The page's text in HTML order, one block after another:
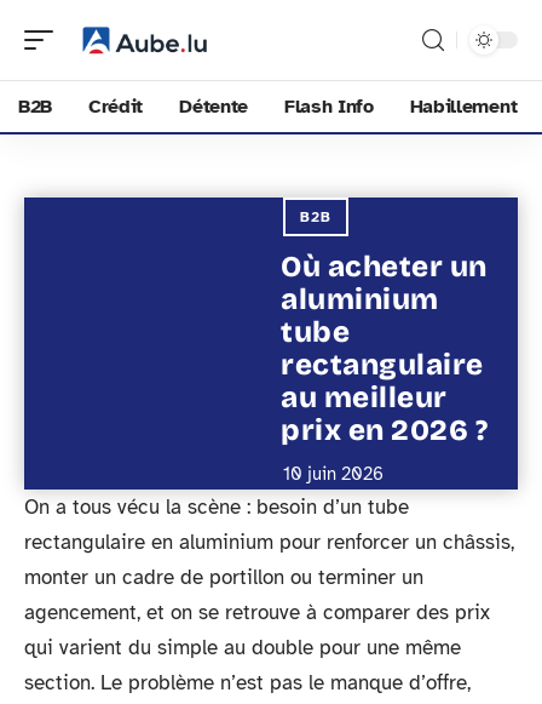
B2B Crédit Détente Flash Info Habillement
B2B
Où acheter un
aluminium
tube
rectangulaire
au meilleur
prix en 2026 ?
10 juin 2026
On a tous vécu la scène : besoin d’un tube
rectangulaire en aluminium pour renforcer un châssis,
monter un cadre de portillon ou terminer un
agencement, et on se retrouve à comparer des prix
qui varient du simple au double pour une même
section. Le problème n’est pas le manque d’offre,